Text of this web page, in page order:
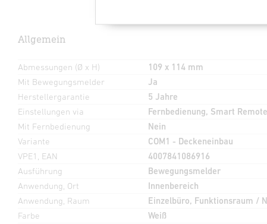
Allgemein
Abmessungen (Ø x H)
109 x 114 mm
Mit Bewegungsmelder
Ja
Herstellergarantie
5 Jahre
Einstellungen via
Fernbedienung, Smart
Mit Fernbedienung
Nein
Variante
COM1 - Deckeneinbau
VPE1, EAN
4007841086916
Ausführung
Bewegungsmelder
Anwendung, Ort
Innenbereich
Anwendung, Raum
Einzelbüro, Funktionsraum /
Farbe
Weiß